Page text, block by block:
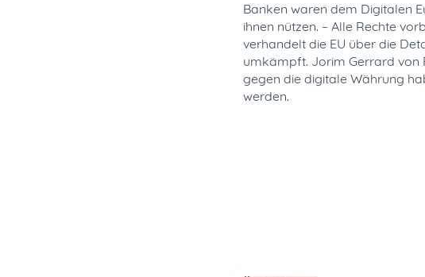
Banken waren dem Digitalen
ihnen nützen. – Alle Rechte
verhandelt die EU über die
umkämpft. Jorim Gerrard von
gegen die digitale Währung
werden.